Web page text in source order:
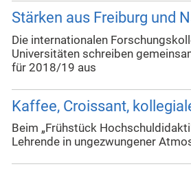
Stärken aus Freiburg und
Die internationalen
Universitäten schreiben
für 2018/19 aus
Kaffee, Croissant,
Beim „Frühstück
Lehrende in ungezwungener